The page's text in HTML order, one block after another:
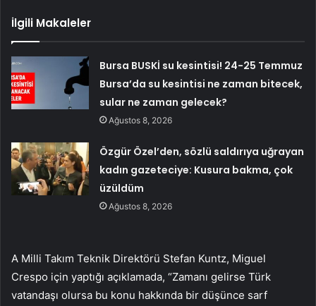
İlgili Makaleler
Bursa BUSKİ su kesintisi! 24-25 Temmuz
Bursa’da su kesintisi ne zaman bitecek,
sular ne zaman gelecek?
Ağustos 8, 2026
Özgür Özel’den, sözlü saldırıya uğrayan
kadın gazeteciye: Kusura bakma, çok
üzüldüm
Ağustos 8, 2026
A Milli Takım Teknik Direktörü Stefan Kuntz, Miguel
Crespo için yaptığı açıklamada, “Zamanı gelirse Türk
vatandaşı olursa bu konu hakkında bir düşünce sarf